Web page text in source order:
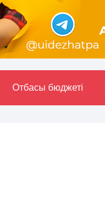
Отбасы бюджетi